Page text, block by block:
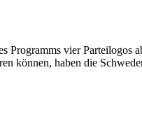
Programms vier Parteilogos
können, haben die